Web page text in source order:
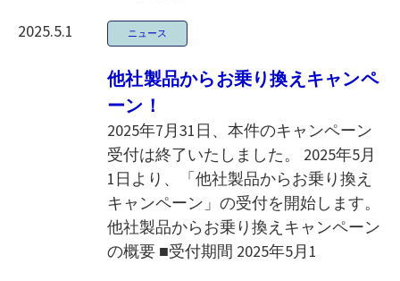
2025.5.1 ニュース
他社製品からお乗り換えキャンペ
ーン！
2025年7月31日、本件のキャンペーン
受付は終了いたしました。 2025年5月
1日より、「他社製品からお乗り換え
キャンペーン」の受付を開始します。
他社製品からお乗り換えキャンペーン
の概要 ■受付期間 2025年5月1